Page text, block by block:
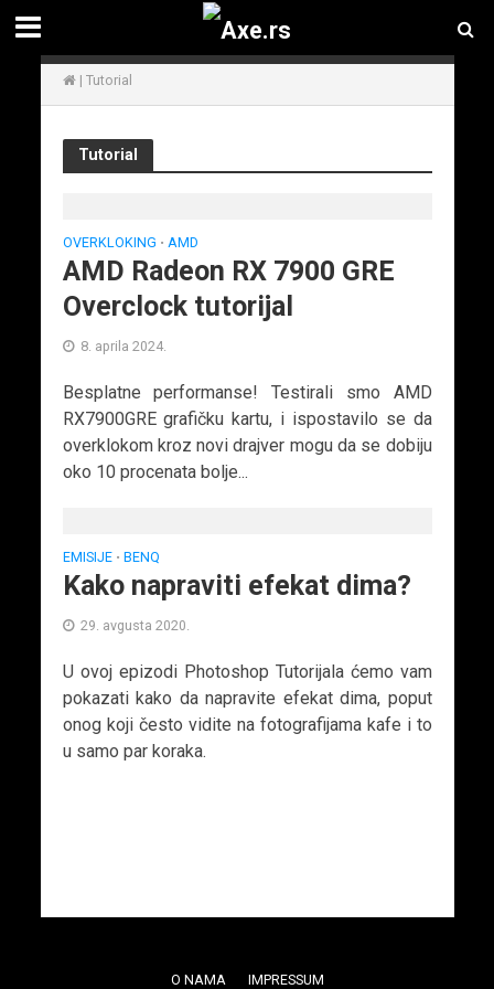
| Tutorial
Tutorial
OVERKLOKING • AMD
AMD Radeon RX 7900 GRE
Overclock tutorijal
8. aprila 2024.
Besplatne performanse! Testirali smo AMD
RX7900GRE grafičku kartu, i ispostavilo se da
overklokom kroz novi drajver mogu da se dobiju
oko 10 procenata bolje...
EMISIJE • BENQ
Kako napraviti efekat dima?
29. avgusta 2020.
U ovoj epizodi Photoshop Tutorijala ćemo vam
pokazati kako da napravite efekat dima, poput
onog koji često vidite na fotografijama kafe i to
u samo par koraka.
O NAMA IMPRESSUM